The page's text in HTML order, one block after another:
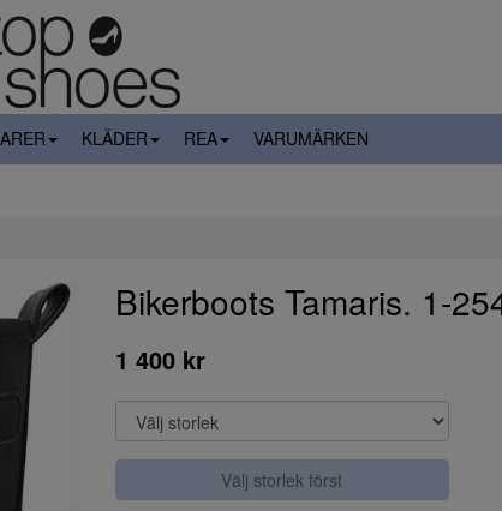
KLÄDER REA VARUMÄRKEN
Bikerboots Tamaris. 1-
1 400 kr
Välj storlek först